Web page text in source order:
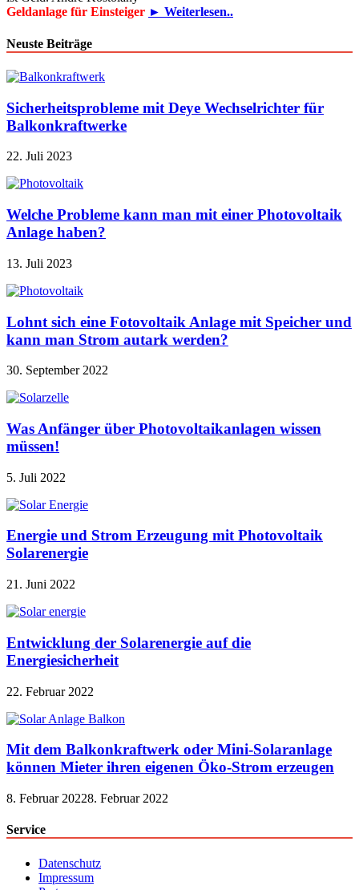
Geldanlage für Einsteiger ► Weiterlesen..
Neuste Beiträge
Sicherheitsprobleme mit Deye Wechselrichter für
Balkonkraftwerke
22. Juli 2023
Welche Probleme kann man mit einer Photovoltaik
Anlage haben?
13. Juli 2023
Lohnt sich eine Fotovoltaik Anlage mit Speicher und
kann man Strom autark werden?
30. September 2022
Was Anfänger über Photovoltaikanlagen wissen
müssen!
5. Juli 2022
Energie und Strom Erzeugung mit Photovoltaik
Solarenergie
21. Juni 2022
Entwicklung der Solarenergie auf die
Energiesicherheit
22. Februar 2022
Mit dem Balkonkraftwerk oder Mini-Solaranlage
können Mieter ihren eigenen Öko-Strom erzeugen
8. Februar 20228. Februar 2022
Service
Datenschutz
Impressum